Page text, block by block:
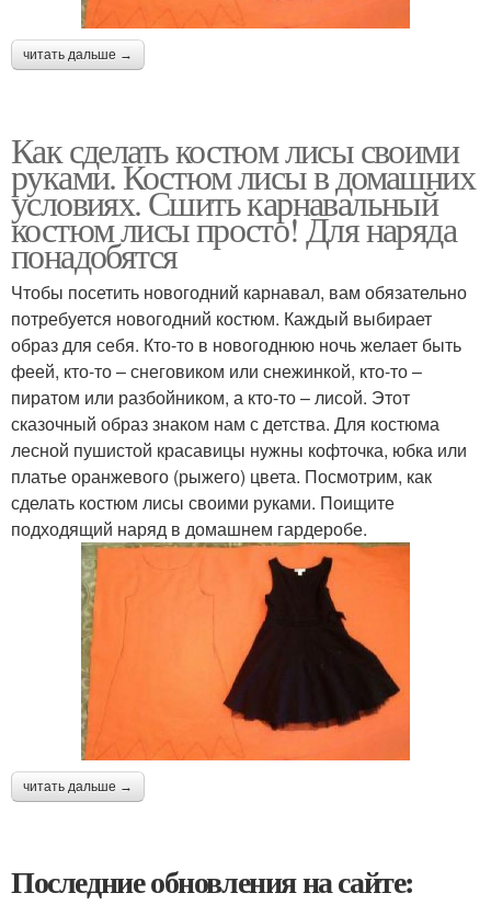
читать дальше →
Как сделать костюм лисы своими
руками. Костюм лисы в домашних
условиях. Сшить карнавальный
костюм лисы просто! Для наряда
понадобятся
Чтобы посетить новогодний карнавал, вам обязательно
потребуется новогодний костюм. Каждый выбирает
образ для себя. Кто-то в новогоднюю ночь желает быть
феей, кто-то – снеговиком или снежинкой, кто-то –
пиратом или разбойником, а кто-то – лисой. Этот
сказочный образ знаком нам с детства. Для костюма
лесной пушистой красавицы нужны кофточка, юбка или
платье оранжевого (рыжего) цвета. Посмотрим, как
сделать костюм лисы своими руками. Поищите
подходящий наряд в домашнем гардеробе.
читать дальше →
Последние обновления на сайте: